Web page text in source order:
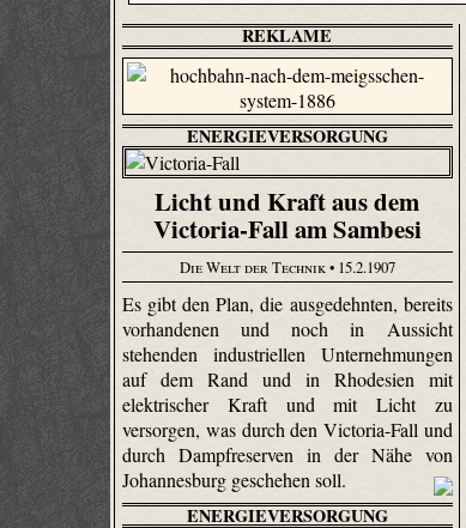
REKLAME
ENERGIEVERSORGUNG
Licht und Kraft aus dem
Victoria-Fall am Sambesi
Die Welt der Technik• 15.2.1907
Es gibt den Plan, die ausgedehnten, bereits
vorhandenen und noch in Aussicht
stehenden industriellen Unternehmungen
auf dem Rand und in Rhodesien mit
elektrischer Kraft und mit Licht zu
versorgen, was durch den Victoria-Fall und
durch Dampfreserven in der Nähe von
Johannesburg geschehen soll.
ENERGIEVERSORGUNG